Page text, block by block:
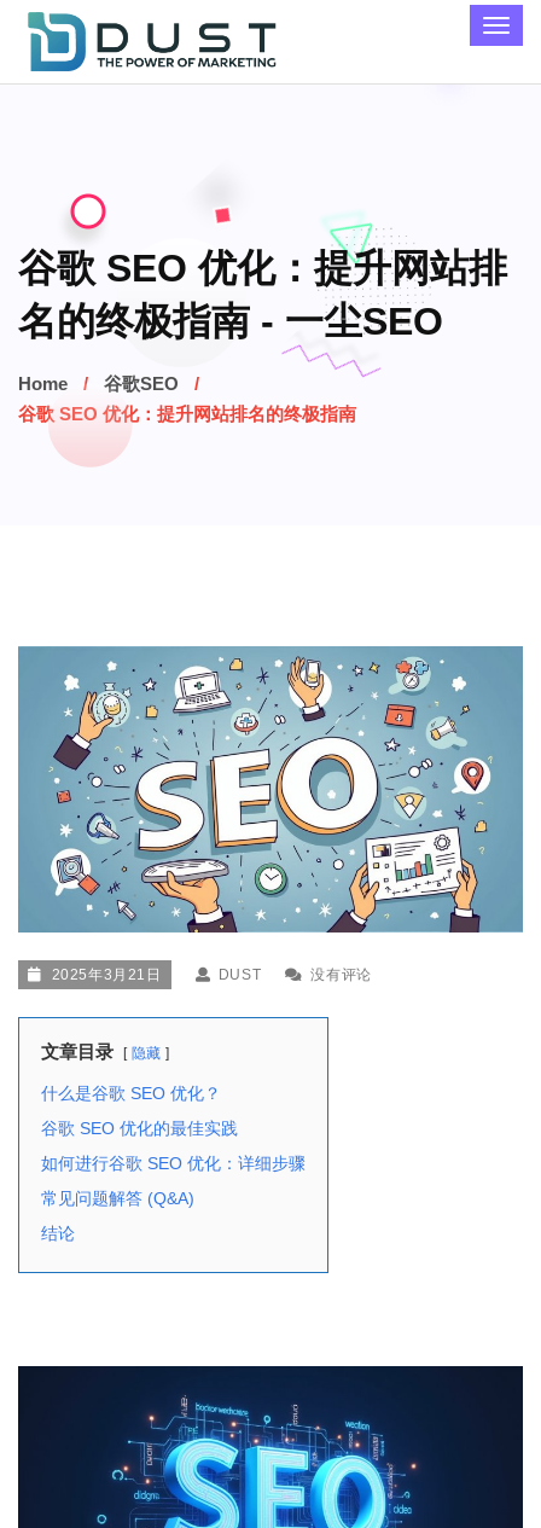
谷歌 SEO 优化：提升网站排
名的终极指南 - 一尘SEO
Home
谷歌SEO
谷歌 SEO 优化：提升网站排名的终极指南
2025年3月21日 DUST 没有评论
文章目录 隐藏
什么是谷歌 SEO 优化？
谷歌 SEO 优化的最佳实践
如何进行谷歌 SEO 优化：详细步骤
常见问题解答 (Q&A)
结论